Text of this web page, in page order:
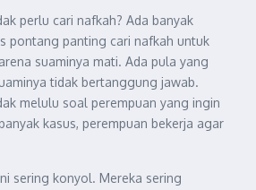
perlu cari nafkah? Ada banyak
pontang panting cari nafkah untuk
suaminya mati. Ada pula yang
tidak bertanggung jawab.
melulu soal perempuan yang ingin
kasus, perempuan bekerja agar
sering konyol. Mereka sering